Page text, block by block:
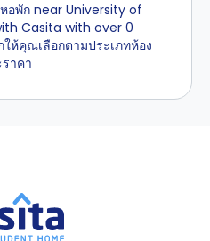
อพัก near University of
Casita with over 0
ห้คุณเลือกตามประเภทห้อง
าคา